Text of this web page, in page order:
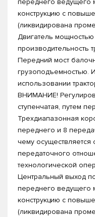
переднего ведущего
конструкцию с
(ликвидирована
Двигатель мощностью
производительность
Передний мост
грузоподъемностью.
использовании
ВНИМАНИЕ!
ступенчатая, путем
Трехдиапазонная
переднего и 8
чему
передаточного
технологической
Центральный выход
переднего ведущего
конструкцию с
(ликвидирована